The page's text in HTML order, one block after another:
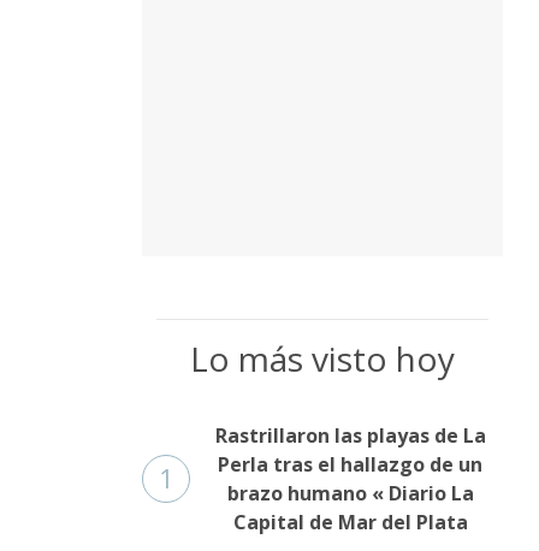
Lo más visto hoy
1
Rastrillaron las playas de La
Perla tras el hallazgo de un
brazo humano « Diario La
Capital de Mar del Plata